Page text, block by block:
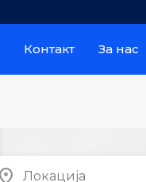
Контакт За нас